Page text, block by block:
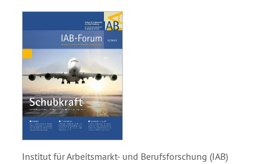
Institut für Arbeitsmarkt- und Berufsforschung (IAB)